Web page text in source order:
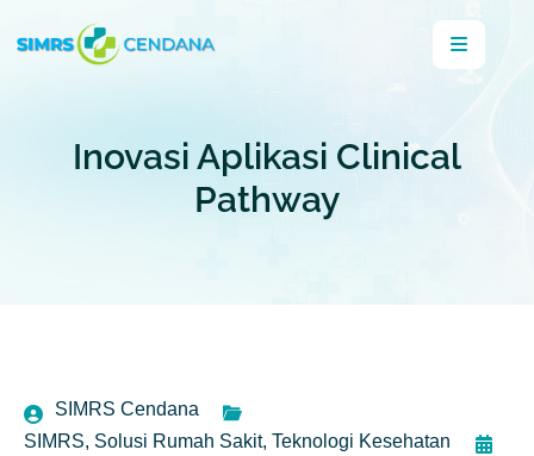
Inovasi Aplikasi Clinical
Pathway
SIMRS Cendana
SIMRS, Solusi Rumah Sakit, Teknologi Kesehatan